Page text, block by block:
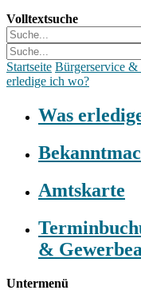
Volltextsuche
Startseite Bürgerservice
erledige ich wo?
Was
Amtskarte
&
Untermenü